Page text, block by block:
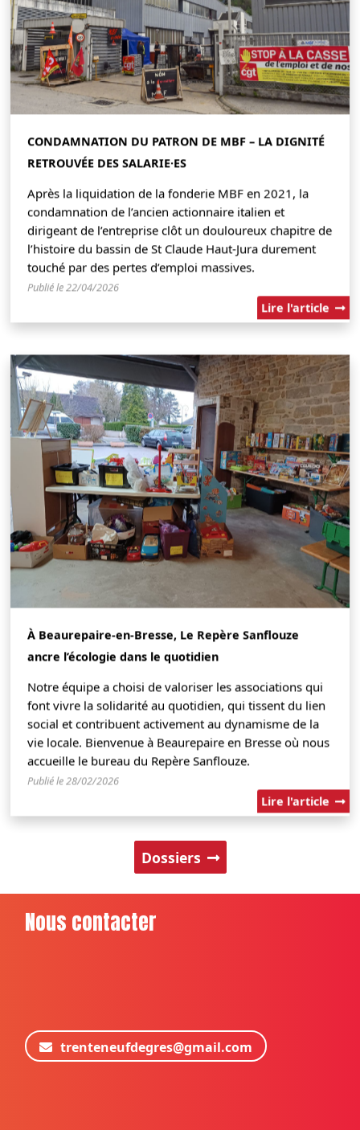
CONDAMNATION DU PATRON DE MBF – LA DIGNITÉ
RETROUVÉE DES SALARIE·ES
Après la liquidation de la fonderie MBF en 2021, la
condamnation de l’ancien actionnaire italien et
dirigeant de l’entreprise clôt un douloureux chapitre de
l’histoire du bassin de St Claude Haut-Jura durement
touché par des pertes d’emploi massives.
Publié le 22/04/2026
Lire l'article
À Beaurepaire-en-Bresse, Le Repère Sanflouze
ancre l’écologie dans le quotidien
Notre équipe a choisi de valoriser les associations qui
font vivre la solidarité au quotidien, qui tissent du lien
social et contribuent activement au dynamisme de la
vie locale. Bienvenue à Beaurepaire en Bresse où nous
accueille le bureau du Repère Sanflouze.
Publié le 28/02/2026
Lire l'article
Dossiers
Nous contacter
trenteneufdegres@gmail.com